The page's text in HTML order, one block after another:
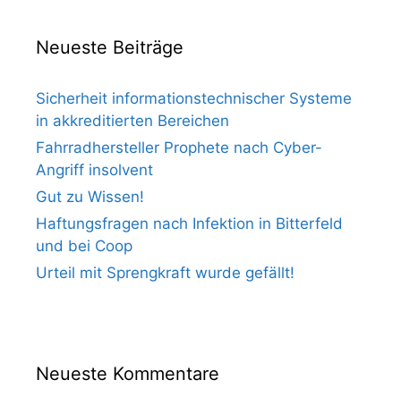
Neueste Beiträge
Sicherheit informationstechnischer Systeme
in akkreditierten Bereichen
Fahrradhersteller Prophete nach Cyber-
Angriff insolvent
Gut zu Wissen!
Haftungsfragen nach Infektion in Bitterfeld
und bei Coop
Urteil mit Sprengkraft wurde gefällt!
Neueste Kommentare